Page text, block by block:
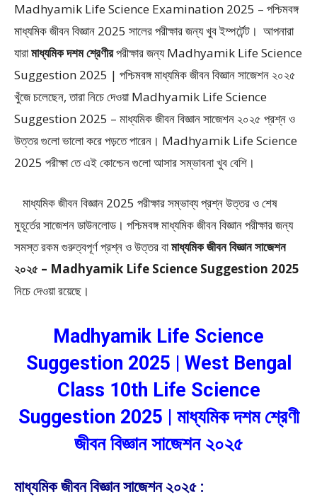
Madhyamik Life Science Examination 2025 – পশ্চিমবঙ্গ
মাধ্যমিক জীবন বিজ্ঞান 2025 সালের পরীক্ষার জন্য খুব ইম্পর্টেন্ট। আপনারা
যারামাধ্যমিক দশম শ্রেণীরপরীক্ষার জন্য Madhyamik Life Science
Suggestion 2025 | পশ্চিমবঙ্গ মাধ্যমিক জীবন বিজ্ঞান সাজেশন ২০২৫
খুঁজে চলেছেন, তারা নিচে দেওয়া Madhyamik Life Science
Suggestion 2025 – মাধ্যমিক জীবন বিজ্ঞান সাজেশন ২০২৫ প্রশ্ন ও
উত্তর গুলো ভালো করে পড়তে পারেন। Madhyamik Life Science
2025 পরীক্ষা তে এই কোশ্চেন গুলো আসার সম্ভাবনা খুব বেশি।
মাধ্যমিক জীবন বিজ্ঞান 2025 পরীক্ষার সম্ভাব্য প্রশ্ন উত্তর ও শেষ
মুহূর্তের সাজেশন ডাউনলোড। পশ্চিমবঙ্গ মাধ্যমিক জীবন বিজ্ঞান পরীক্ষার জন্য
সমস্ত রকম গুরুত্বপূর্ণ প্রশ্ন ও উত্তর বামাধ্যমিক জীবন বিজ্ঞান সাজেশন
২০২৫ – Madhyamik Life Science Suggestion 2025
নিচে দেওয়া রয়েছে।
Madhyamik Life Science
Suggestion 2025 | West Bengal
Class 10th Life Science
Suggestion 2025 | মাধ্যমিক দশম শ্রেণী
জীবন বিজ্ঞান সাজেশন ২০২৫
মাধ্যমিক জীবন বিজ্ঞান সাজেশন ২০২৫ :